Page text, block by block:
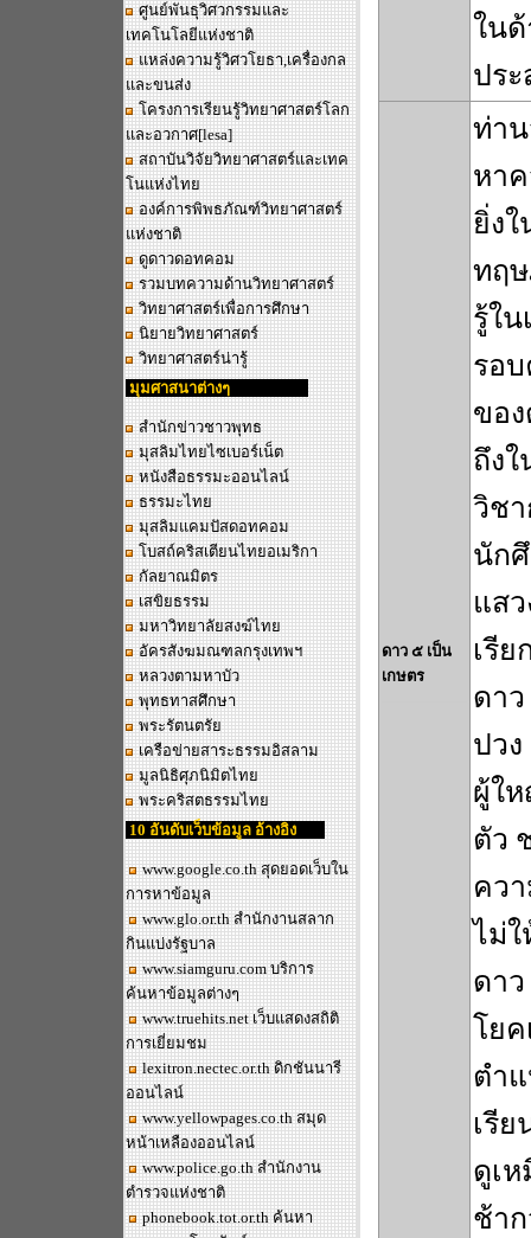
ศูนย์พันธุวิศวกรรมและ
เทคโนโลยีแห่งชาติ
แหล่งความรู้วิศวโยธา,เครื่องกล
และขนส่ง
โครงการเรียนรู้วิทยาศาสตร์โลก
และอวกาศ[lesa]
สถาบันวิจัยวิทยาศาสตร์และเทค
โนแห่งไทย
องค์การพิพธภัณฑ์วิทยาศาสตร์
แห่งชาติ
ดูดาวดอทคอม
รวมบทความด้านวิทยาศาสตร์
วิทยาศาสตร์เพื่อการศึกษา
นิยายวิทยาศาสตร์
วิทยาศาสตร์น่ารู้
มุมศาสนาต่างๆ
สำนักข่าวชาวพุทธ
มุสลิมไทยไซเบอร์เน็ต
หนังสือธรรมะออนไลน์
ธรรมะไทย
มุสลิมแคมปัสดอทคอม
โบสถ์คริสเตียนไทยอเมริกา
กัลยาณมิตร
เสขิยธรรม
มหาวิทยาลัยสงฆ์ไทย
อัครสังฆมณฑลกรุงเทพฯ
หลวงตามหาบัว
พุทธทาสศึกษา
พระรัตนตรัย
เครือข่ายสาระธรรมอิสลาม
มูลนิธิศุภนิมิตไทย
พระคริสตธรรมไทย
10 อันดับเว็บข้อมูล อ้างอิง
www.google.co.thสุดยอดเว็บใน
การหาข้อมูล
www.glo.or.th สำนักงานสลาก
กินแบ่งรัฐบาล
www.siamguru.com บริการ
ค้นหาข้อมูลต่างๆ
www.truehits.net เว็บแสดงสถิติ
การเยี่ยมชม
lexitron.nectec.or.th ดิกชันนารี
ออนไลน์
www.yellowpages.co.th สมุด
หน้าเหลืองออนไลน์
www.police.go.thสำนักงาน
ตำรวจแห่งชาติ
phonebook.tot.or.thค้นหา
ใน
ปร
ดาว ๕ เป็น
เกษตร
ท่าน
หา
ยิ่ง
ทฤ
รู้ใ
รอ
ขอ
ถึง
วิชา
นัก
แส
เรี
ดา
ปว
ผู้ใ
ตัว
คว
ไม่
ดา
โย
ตำ
เรี
ดูเ
ช้า